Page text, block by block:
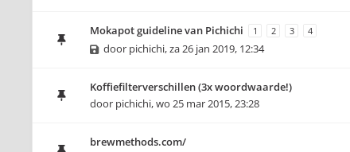
Mokapot guideline van Pichichi 1 2 3 4
door pichichi,za 26 jan 2019, 12:34
Koffiefilterverschillen (3x woordwaarde!)
door pichichi,wo 25 mar 2015, 23:28
brewmethods.com/